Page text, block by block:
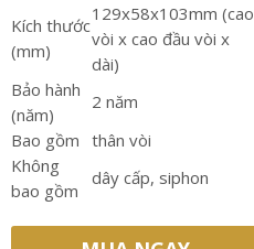
Kích thước
(mm)
129x58x103mm (cao
vòi x cao đầu vòi x
dài)
Bảo hành
(năm)
2 năm
Bao gồm thân vòi
Không
bao gồm
dây cấp, siphon